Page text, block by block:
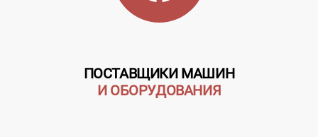
ПОСТАВЩИКИ МАШИН
И ОБОРУДОВАНИЯ